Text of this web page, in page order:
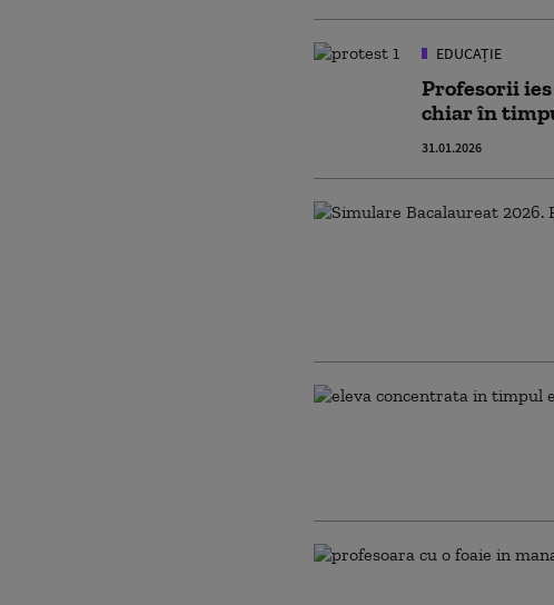
EDUCAȚIE
Profesorii
chiar în
31.01.2026